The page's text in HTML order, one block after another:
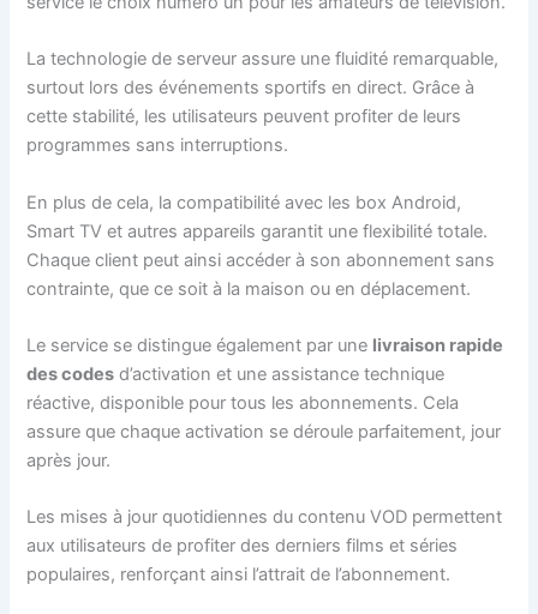
La technologie de serveur assure une fluidité remarquable,
surtout lors des événements sportifs en direct. Grâce à
cette stabilité, les utilisateurs peuvent profiter de leurs
programmes sans interruptions.
En plus de cela, la compatibilité avec les box Android,
Smart TV et autres appareils garantit une flexibilité totale.
Chaque client peut ainsi accéder à son abonnement sans
contrainte, que ce soit à la maison ou en déplacement.
Le service se distingue également par une livraison rapide
des codes d’activation et une assistance technique
réactive, disponible pour tous les abonnements. Cela
assure que chaque activation se déroule parfaitement, jour
après jour.
Les mises à jour quotidiennes du contenu VOD permettent
aux utilisateurs de profiter des derniers films et séries
populaires, renforçant ainsi l’attrait de l’abonnement.